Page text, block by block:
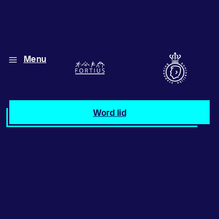
Menu
Word lid
Diverse disciplines
onder één dak
Atletiek